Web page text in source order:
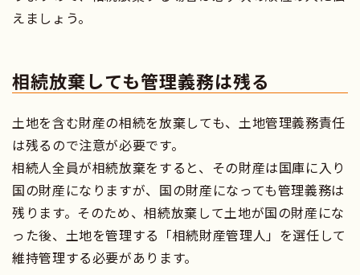
えましょう。
相続放棄しても管理義務は残る
土地を含む財産の相続を放棄しても、土地管理義務責任
は残るので注意が必要です。
相続人全員が相続放棄をすると、その財産は国庫に入り
国の財産になりますが、国の財産になっても管理義務は
残ります。そのため、相続放棄して土地が国の財産にな
った後、土地を管理する「相続財産管理人」を選任して
維持管理する必要があります。